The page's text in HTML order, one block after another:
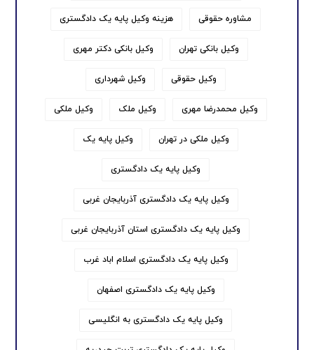
مشاوره حقوقی هزینه وکیل پایه یک دادگستری
وکیل بانکی تهران وکیل بانکی دکتر مهری
وکیل حقوقی وکیل شهرداری
وکیل محمدرضا مهری وکیل ملک وکیل ملکی
وکیل ملکی در تهران وکیل پایه یک
وکیل پایه یک دادگستری
وکیل پایه یک دادگستری آذربایجان غربی
وکیل پایه یک دادگستری استان آذربایجان غربی
وکیل پایه یک دادگستری اسلام اباد غرب
وکیل پایه یک دادگستری اصفهان
وکیل پایه یک دادگستری به انگلیسی